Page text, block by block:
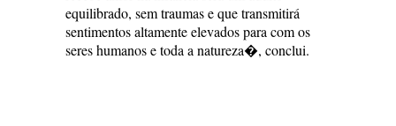
equilibrado, sem traumas e que transmitirá
sentimentos altamente elevados para com os
seres humanos e toda a natureza�, conclui.